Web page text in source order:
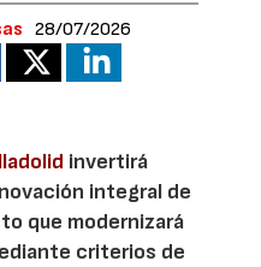
28/07/2026
invertirá
integral de
que modernizará
criterios de